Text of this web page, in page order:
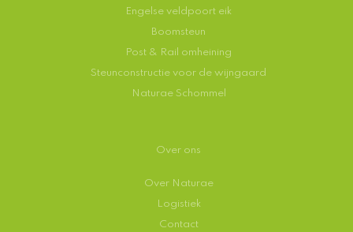
Engelse veldpoort eik
Boomsteun
Post & Rail omheining
Steunconstructie voor de wijngaard
Naturae Schommel
Over ons
Over Naturae
Logistiek
Contact